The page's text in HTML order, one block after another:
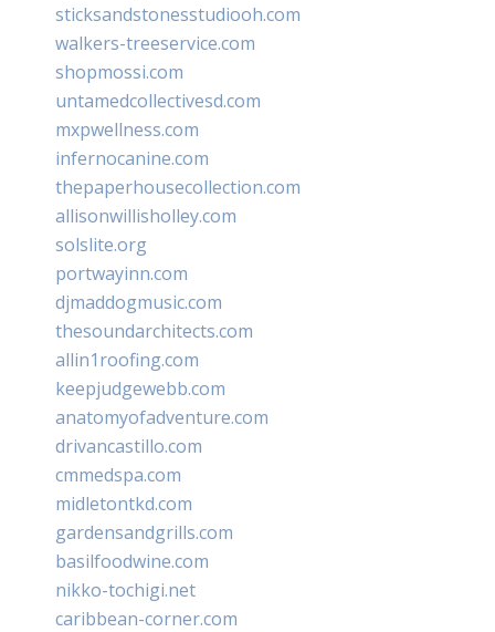
sticksandstonesstudiooh.com
walkers-treeservice.com
shopmossi.com
untamedcollectivesd.com
mxpwellness.com
infernocanine.com
thepaperhousecollection.com
allisonwillisholley.com
solslite.org
portwayinn.com
djmaddogmusic.com
thesoundarchitects.com
allin1roofing.com
keepjudgewebb.com
anatomyofadventure.com
drivancastillo.com
cmmedspa.com
midletontkd.com
gardensandgrills.com
basilfoodwine.com
nikko-tochigi.net
caribbean-corner.com